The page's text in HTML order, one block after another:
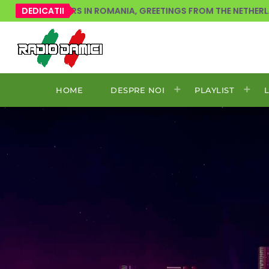
DEDICATII
IN ROMANIA, GREETINGS FROM THE NETHERLANDS!
HOME DESPRE NOI PLAYLIST